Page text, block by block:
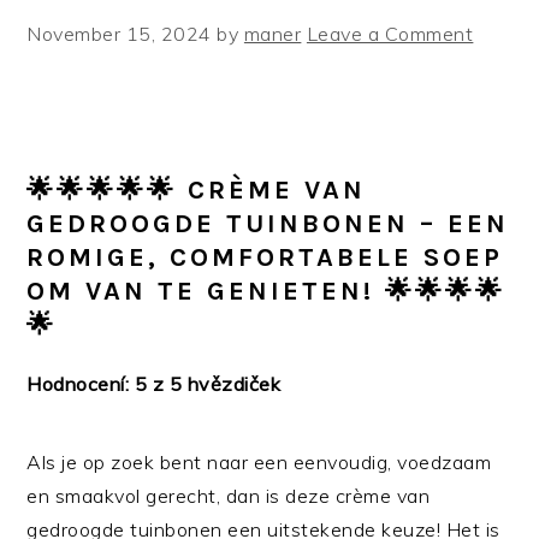
November 15, 2024 by maner Leave a Comment
🌟🌟🌟🌟🌟 CRÈME VAN
GEDROOGDE TUINBONEN – EEN
ROMIGE, COMFORTABELE SOEP
OM VAN TE GENIETEN! 🌟🌟🌟🌟
🌟
Hodnocení: 5 z 5 hvězdiček
Als je op zoek bent naar een eenvoudig, voedzaam
en smaakvol gerecht, dan is deze crème van
gedroogde tuinbonen een uitstekende keuze! Het is